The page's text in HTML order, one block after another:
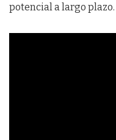
potencial a largo plazo.